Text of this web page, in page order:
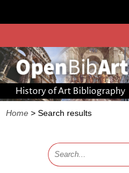
History of Art Bibliography
Home > Search results